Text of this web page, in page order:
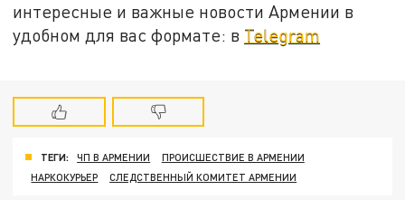
интересные и важные новости Армении в
удобном для вас формате: в Telegram
ТЕГИ: ЧП В АРМЕНИИ
ПРОИСШЕСТВИЕ В АРМЕНИИ
НАРКОКУРЬЕР
СЛЕДСТВЕННЫЙ КОМИТЕТ АРМЕНИИ